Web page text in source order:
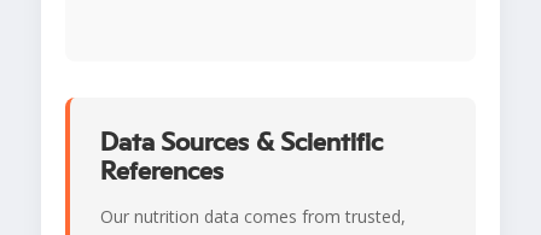
Data Sources & Scientific
References
Our nutrition data comes from trusted,